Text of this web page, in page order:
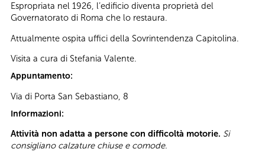
Espropriata nel 1926, l’edificio diventa proprietà del
Governatorato di Roma che lo restaura.
Attualmente ospita uffici della Sovrintendenza Capitolina.
Visita a cura di Stefania Valente.
Appuntamento:
Via di Porta San Sebastiano, 8
Informazioni:
Attività non adatta a persone con difficoltà motorie. Si
consigliano calzature chiuse e comode.